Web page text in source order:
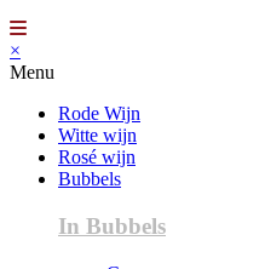
×
Menu
Rode Wijn
Witte wijn
Rosé wijn
Bubbels
In Bubbels